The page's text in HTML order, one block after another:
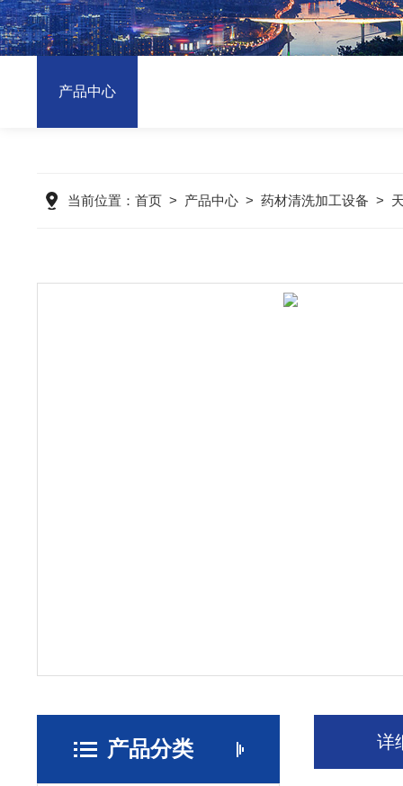
产品中心
当前位置： 首页> 产品中心> 药材清洗加工设备 >
产品分类 详